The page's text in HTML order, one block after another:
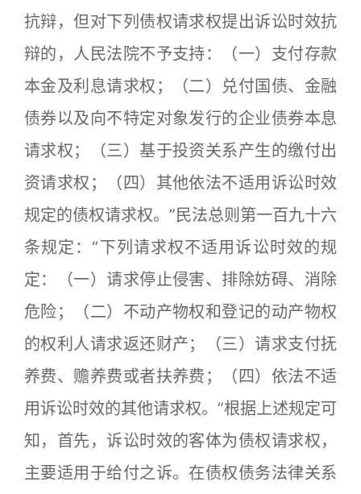
抗辩，但对下列债权请求权提出诉讼时效抗
辩的，人民法院不予支持：（一）支付存款
本金及利息请求权；（二）兑付国债、金融
债券以及向不特定对象发行的企业债券本息
请求权；（三）基于投资关系产生的缴付出
资请求权；（四）其他依法不适用诉讼时效
规定的债权请求权。”民法总则第一百九十六
条规定：“下列请求权不适用诉讼时效的规
定：（一）请求停止侵害、排除妨碍、消除
危险；（二）不动产物权和登记的动产物权
的权利人请求返还财产；（三）请求支付抚
养费、赡养费或者扶养费；（四）依法不适
用诉讼时效的其他请求权。”根据上述规定可
知，首先，诉讼时效的客体为债权请求权，
主要适用于给付之诉。在债权债务法律关系